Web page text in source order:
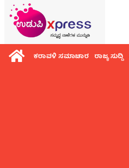
ಕರಾವಳಿ ಸಮಾಚಾರ ರಾಜ್ಯ ಸುದ್ದಿ